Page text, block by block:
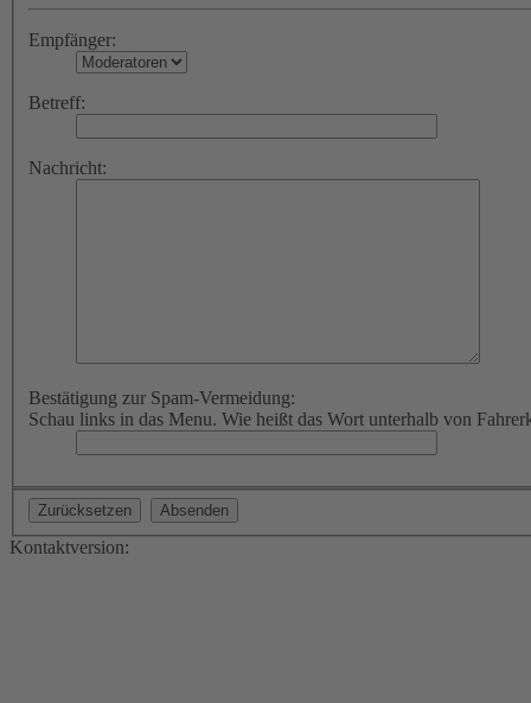
Empfänger:
Betreff:
Nachricht:
Bestätigung zur Spam-Vermeidung:
Schau links in das Menu. Wie heißt das Wort unterhalb von
Kontaktversion: